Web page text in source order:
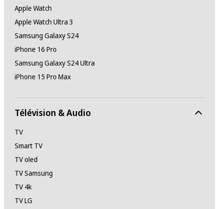
Apple Watch
Apple Watch Ultra 3
Samsung Galaxy S24
iPhone 16 Pro
Samsung Galaxy S24 Ultra
iPhone 15 Pro Max
Télévision & Audio
TV
Smart TV
TV oled
TV Samsung
TV 4k
TV LG